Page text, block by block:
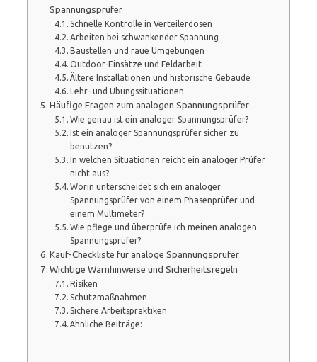
Spannungsprüfer
Schnelle Kontrolle in Verteilerdosen
Arbeiten bei schwankender Spannung
Baustellen und raue Umgebungen
Outdoor-Einsätze und Feldarbeit
Ältere Installationen und historische Gebäude
Lehr- und Übungssituationen
Häufige Fragen zum analogen Spannungsprüfer
Wie genau ist ein analoger Spannungsprüfer?
Ist ein analoger Spannungsprüfer sicher zu
benutzen?
In welchen Situationen reicht ein analoger Prüfer
nicht aus?
Worin unterscheidet sich ein analoger
Spannungsprüfer von einem Phasenprüfer und
einem Multimeter?
Wie pflege und überprüfe ich meinen analogen
Spannungsprüfer?
Kauf-Checkliste für analoge Spannungsprüfer
Wichtige Warnhinweise und Sicherheitsregeln
Risiken
Schutzmaßnahmen
Sichere Arbeitspraktiken
Ähnliche Beiträge: